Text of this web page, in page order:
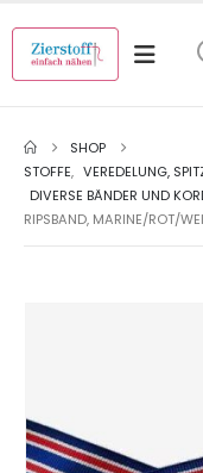
SHOP
STOFFE, VEREDELUNG,
DIVERSE BÄNDER UND
RIPSBAND, MARINE/ROT/